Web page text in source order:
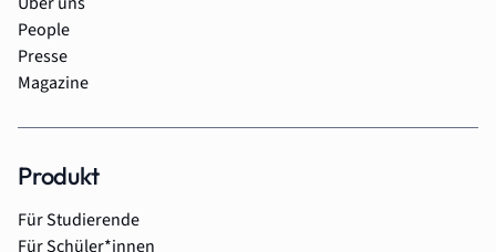
People
Presse
Magazine
Produkt
Für Studierende
Für Schüler*innen